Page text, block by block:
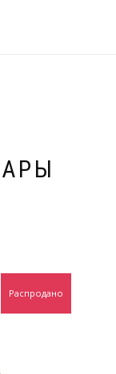
Распродано